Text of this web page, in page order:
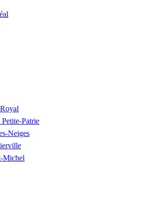
Patrie
Neiges
Michel